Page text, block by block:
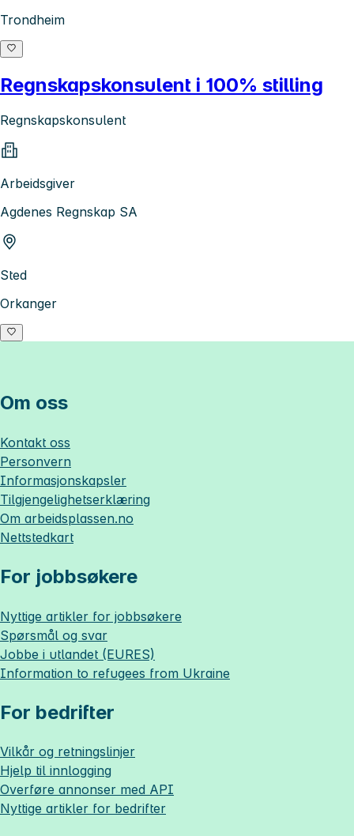
Trondheim
Regnskapskonsulent i 100% stilling
Regnskapskonsulent
Arbeidsgiver
Agdenes Regnskap SA
Sted
Orkanger
Om oss
Kontakt oss
Personvern
Informasjonskapsler
Tilgjengelighetserklæring
Om arbeidsplassen.no
Nettstedkart
For jobbsøkere
Nyttige artikler for jobbsøkere
Spørsmål og svar
Jobbe i utlandet (EURES)
Information to refugees from Ukraine
For bedrifter
Vilkår og retningslinjer
Hjelp til innlogging
Overføre annonser med API
Nyttige artikler for bedrifter